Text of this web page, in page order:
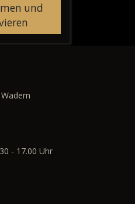
und
- 17.00 Uhr